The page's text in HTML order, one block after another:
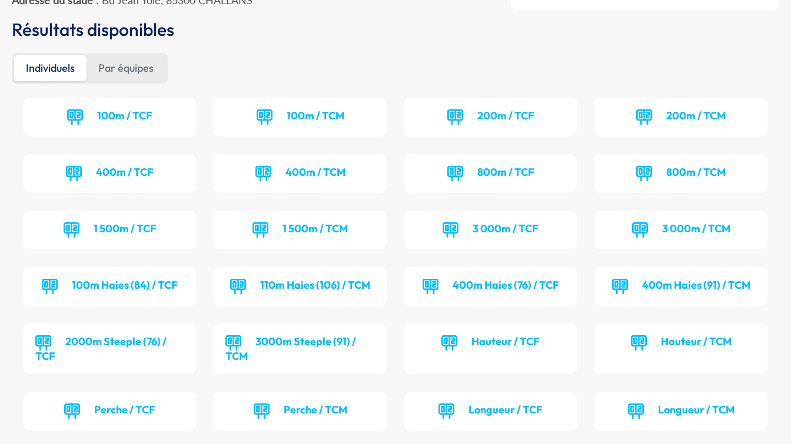
Résultats disponibles
Individuels Par équipes
100m / TCF 100m / TCM 200m / TCF 200m / TCM
400m / TCF 400m / TCM 800m / TCF 800m / TCM
1 500m / TCF 1 500m / TCM 3 000m / TCF 3 000m / TCM
100m Haies (84) / TCF 110m Haies (106) / TCM 400m Haies (76) / TCF 400m Haies (91) / TCM
2000m Steeple (76) /
TCF
3000m Steeple (91) /
TCM
Hauteur / TCF Hauteur / TCM
Perche / TCF Perche / TCM Longueur / TCF Longueur / TCM